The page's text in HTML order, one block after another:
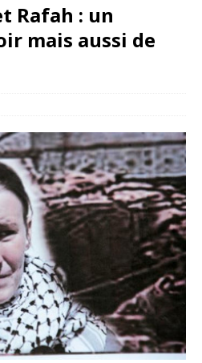
Rafah : un
mais aussi de